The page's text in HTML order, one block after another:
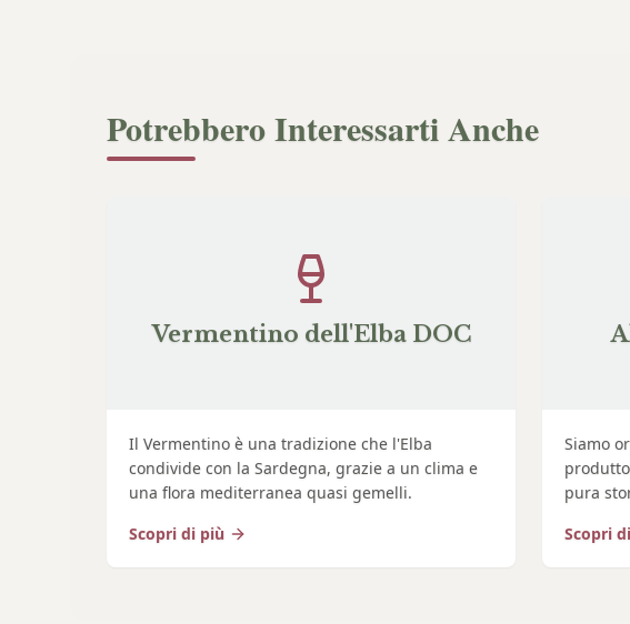
Potrebbero Interessarti Anche
Vermentino dell'Elba DOC
Il Vermentino è una tradizione che l'Elba
condivide con la Sardegna, grazie a un clima e
una flora mediterranea quasi gemelli.
Scopri di più
Siamo
pura
Scopri